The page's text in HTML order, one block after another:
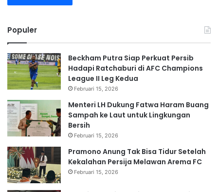
Populer
Beckham Putra Siap Perkuat Persib
Hadapi Ratchaburi di AFC Champions
League II Leg Kedua
Februari 15, 2026
Menteri LH Dukung Fatwa Haram Buang
Sampah ke Laut untuk Lingkungan
Bersih
Februari 15, 2026
Pramono Anung Tak Bisa Tidur Setelah
Kekalahan Persija Melawan Arema FC
Februari 15, 2026